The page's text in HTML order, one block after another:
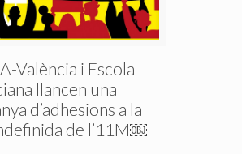
València i Escola
llancen una
d’adhesions a la
de l’11M￼